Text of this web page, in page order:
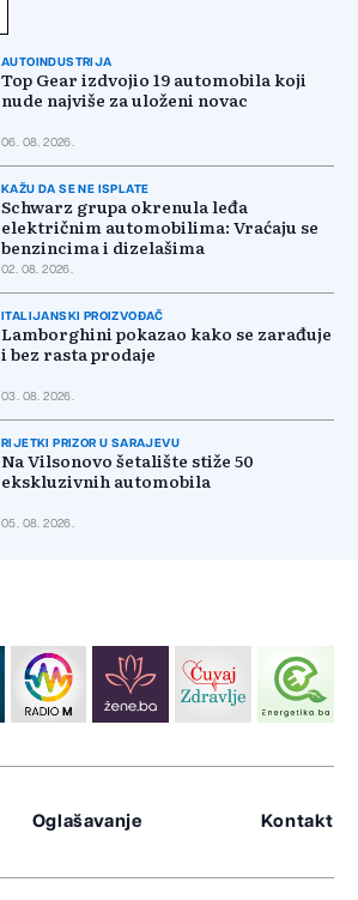
AUTOINDUSTRIJA
Top Gear izdvojio 19 automobila koji
nude najviše za uloženi novac
06. 08. 2026.
KAŽU DA SE NE ISPLATE
Schwarz grupa okrenula leđa
električnim automobilima: Vraćaju se
benzincima i dizelašima
02. 08. 2026.
ITALIJANSKI PROIZVOĐAČ
Lamborghini pokazao kako se zarađuje
i bez rasta prodaje
03. 08. 2026.
RIJETKI PRIZOR U SARAJEVU
Na Vilsonovo šetalište stiže 50
ekskluzivnih automobila
05. 08. 2026.
Oglašavanje Kontakt